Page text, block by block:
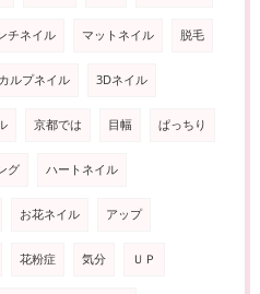
チネイル マットネイル 脱毛
ルプネイル 3Dネイル
京都では 目幅 ぱっちり
グ ハートネイル
お花ネイル アップ
花粉症 気分 ＵＰ